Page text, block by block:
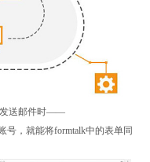
发送邮件时——
号，就能将formtalk中的表单同